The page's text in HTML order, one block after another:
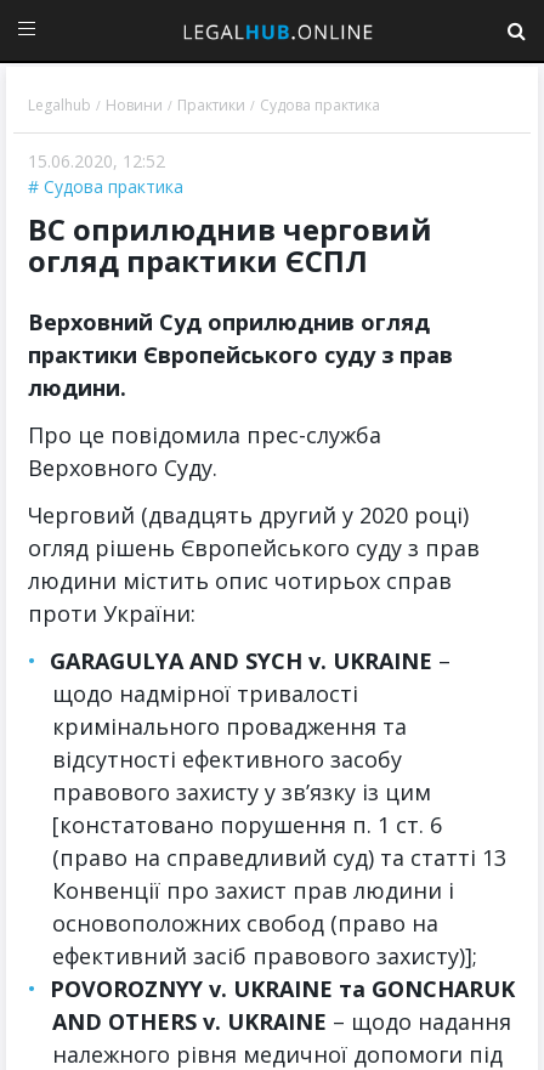
Legalhub / Новини / Практики / Судова практика
15.06.2020, 12:52
Судова практика
ВС оприлюднив черговий
огляд практики ЄСПЛ
Верховний Суд оприлюднив огляд
практики Європейського суду з прав
людини.
Про це повідомила прес-служба
Верховного Суду.
Черговий (двадцять другий у 2020 році)
огляд рішень Європейського суду з прав
людини містить опис чотирьох справ
проти України:
GARAGULYA AND SYCH v. UKRAINE –
щодо надмірної тривалості
кримінального провадження та
відсутності ефективного засобу
правового захисту у зв’язку із цим
[констатовано порушення п. 1 ст. 6
(право на справедливий суд) та статті 13
Конвенції про захист прав людини і
основоположних свобод (право на
ефективний засіб правового захисту)];
POVOROZNYY v. UKRAINE та GONCHARUK
AND OTHERS v. UKRAINE – щодо надання
належного рівня медичної допомоги під